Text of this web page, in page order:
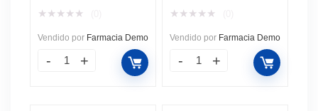
★ ★ ★ ★ ★
Vendido por Farmacia Demo
★ ★ ★ ★ ★
Vendido por Farmacia Demo